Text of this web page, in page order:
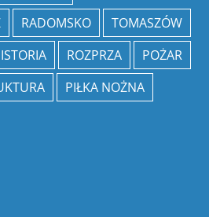
RADOMSKO
TOMASZÓW
ROZPRZA
POŻAR
PIŁKA NOŻNA